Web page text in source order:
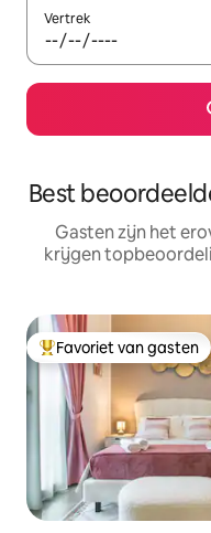
Vertrek
Best
Gasten zijn het
krijgen
Topfavoriet van gasten
Favoriet van gasten